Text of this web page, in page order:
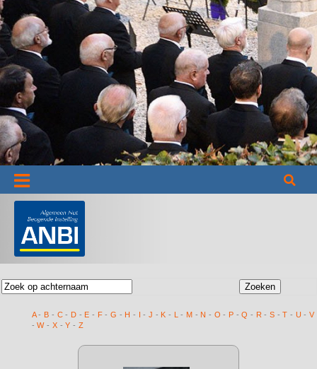
Informatie
A- B - C- D - E - F- G - H - - J - K - L- M - N - O - P -Q - R - S -T - U -V
-W- X -Y - Z